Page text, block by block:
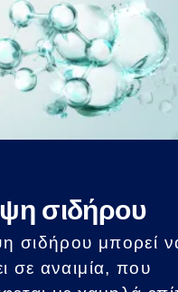
σιδήρου
σιδήρου μπορεί
σε αναιμία, που